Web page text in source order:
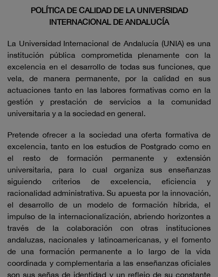
POLÍTICA DE CALIDAD DE LA UNIVERSIDAD
INTERNACIONAL DE ANDALUCÍA
La Universidad Internacional de Andalucía (UNIA) es una
institución pública comprometida plenamente con la
excelencia en el desarrollo de todas sus funciones, que
vela, de manera permanente, por la calidad en sus
actuaciones tanto en las labores formativas como en la
gestión y prestación de servicios a la comunidad
universitaria y a la sociedad en general.
Pretende ofrecer a la sociedad una oferta formativa de
excelencia, tanto en los estudios de Postgrado como en
el resto de formación permanente y extensión
universitaria, para lo cual organiza sus enseñanzas
siguiendo criterios de excelencia, eficiencia y
racionalidad administrativa. Su apuesta por la innovación,
el desarrollo de un modelo de formación híbrida, el
impulso de la internacionalización, abriendo horizontes a
través de la colaboración con otras instituciones
andaluzas, nacionales y latinoamericanas, y el fomento
de una formación permanente a lo largo de la vida
coordinada y complementaria a las enseñanzas oficiales
son sus señas de identidad y un reflejo de su constante